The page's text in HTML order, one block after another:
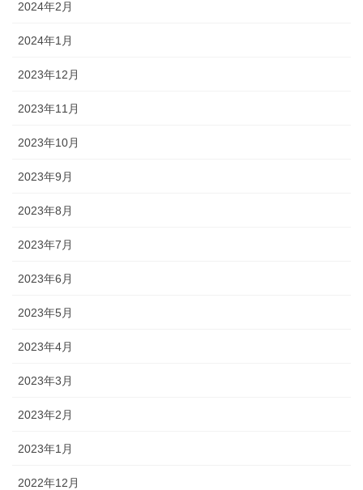
2024年2月
2024年1月
2023年12月
2023年11月
2023年10月
2023年9月
2023年8月
2023年7月
2023年6月
2023年5月
2023年4月
2023年3月
2023年2月
2023年1月
2022年12月